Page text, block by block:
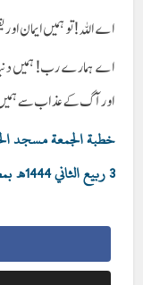
اے اللہ! تو ہمیں ایمان اور
اے ہمارے رب! ہمیں دنیا
اور آگ کےعذاب سے
خطبة الجمعة مسجد
3 ربیع الثاني 1444هـ بمطابق 28 اکتوبر 2022